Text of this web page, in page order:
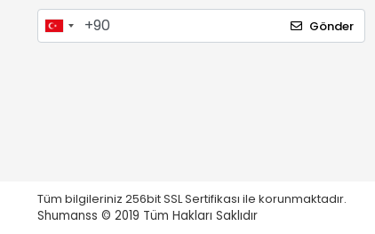
Gönder
Tüm bilgileriniz 256bit SSL Sertifikası ile korunmaktadır.
Shumanss © 2019 Tüm Hakları Saklıdır